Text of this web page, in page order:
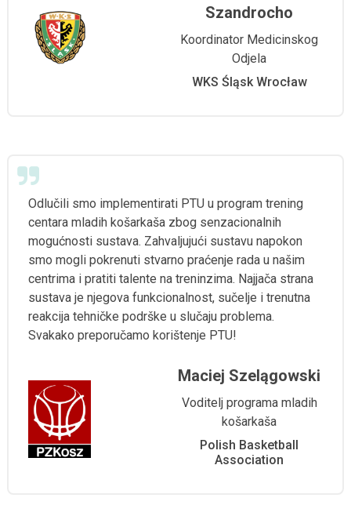
Szandrocho
Koordinator Medicinskog
Odjela
WKS Śląsk Wrocław
Odlučili smo implementirati PTU u program trening
centara mladih košarkaša zbog senzacionalnih
mogućnosti sustava. Zahvaljujući sustavu napokon
smo mogli pokrenuti stvarno praćenje rada u našim
centrima i pratiti talente na treninzima. Najjača strana
sustava je njegova funkcionalnost, sučelje i trenutna
reakcija tehničke podrške u slučaju problema.
Svakako preporučamo korištenje PTU!
Maciej Szelągowski
Voditelj programa mladih
košarkaša
Polish Basketball
Association